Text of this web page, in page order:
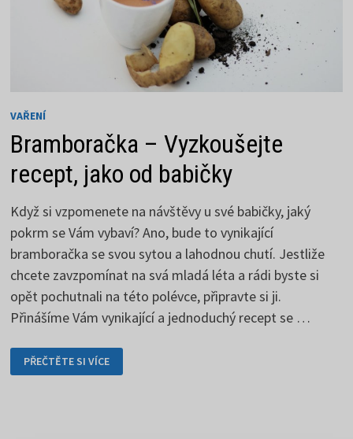
VAŘENÍ
Bramboračka – Vyzkoušejte
recept, jako od babičky
Když si vzpomenete na návštěvy u své babičky, jaký
pokrm se Vám vybaví? Ano, bude to vynikající
bramboračka se svou sytou a lahodnou chutí. Jestliže
chcete zavzpomínat na svá mladá léta a rádi byste si
opět pochutnali na této polévce, připravte si ji.
Přinášíme Vám vynikající a jednoduchý recept se …
BRAMBORAČKA
–
VYZKOUŠEJTE
PŘEČTĚTE SI VÍCE